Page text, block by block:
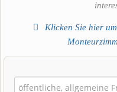
Klicken Sie hier